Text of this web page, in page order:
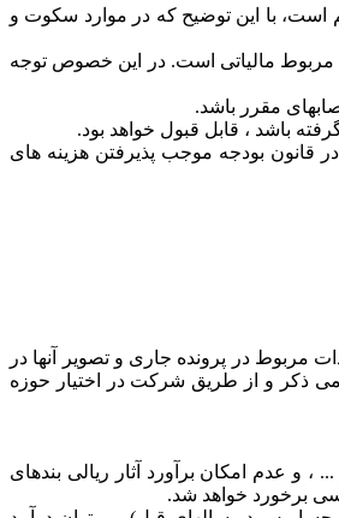
است، با این توضیح که در موارد سکوت و
تعیین درآمد مشمول مالیات به شرح فصل دوم از باب چهارم قانون مالیاتهای مستقیم (مفاد مواد 147تا 151) و مقررات مربوط مالیاتی است. در این خصوص توجه
مقرر باشد.
باشد ، قابل قبول خواهد بود.
در قانون بودجه موجب پذیرفتن هزینه های
اصلی این فرم به همراه مستندات مربوط در پرونده جاری و تصویر آنها در
ذکر و از طریق شرکت در اختیار حوزه
و عدم امکان برآورد آثار ریالی بندهای